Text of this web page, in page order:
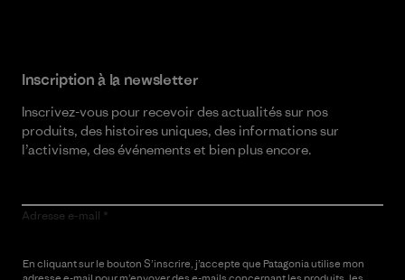
Inscription à la newsletter
Inscrivez-vous pour recevoir des actualités sur nos
produits, des histoires uniques, des informations sur
l’activisme, des événements et bien plus encore.
Adresse e-mail
En cliquant sur le bouton S’inscrire, j’accepte que Patagonia utilise mon